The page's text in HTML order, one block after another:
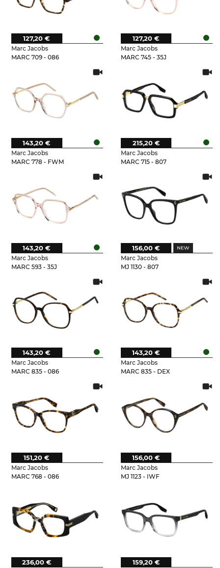
Marc Jacobs
MARC 709 - 086
127,20 €
Marc Jacobs
MARC 745 - 35J
127,20 €
Marc Jacobs
MARC 778 - FWM
143,20 €
Marc Jacobs
MARC 715 - 807
215,20 €
Marc Jacobs
MARC 593 - 35J
143,20 €
Marc Jacobs
MJ 1130 - 807
156,00 €
Marc Jacobs
MARC 835 - 086
143,20 €
Marc Jacobs
MARC 835 - DEX
143,20 €
Marc Jacobs
MARC 768 - 086
151,20 €
Marc Jacobs
MJ 1123 - IWF
156,00 €
236,00 € 159,20 €